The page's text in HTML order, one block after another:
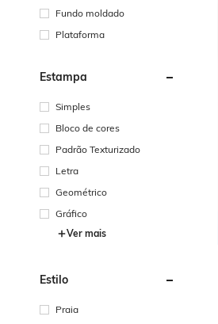
Fundo moldado
Plataforma
Estampa
Simples
Bloco de cores
Padrão Texturizado
Letra
Geométrico
Gráfico
Ver mais
Estilo
Praia